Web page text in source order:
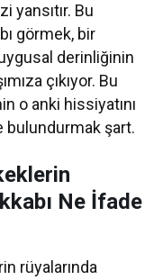
yansıtır. Bu
görmek, bir
derinliğinin
çıkıyor. Bu
o anki hissiyatını
bulundurmak şart.
Ne İfade
rüyalarında